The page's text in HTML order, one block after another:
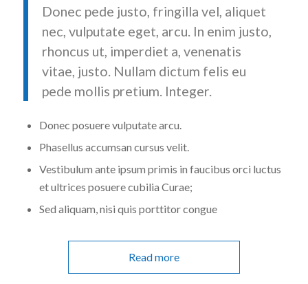
Donec pede justo, fringilla vel, aliquet
nec, vulputate eget, arcu. In enim justo,
rhoncus ut, imperdiet a, venenatis
vitae, justo. Nullam dictum felis eu
pede mollis pretium. Integer.
Donec posuere vulputate arcu.
Phasellus accumsan cursus velit.
Vestibulum ante ipsum primis in faucibus orci luctus
et ultrices posuere cubilia Curae;
Sed aliquam, nisi quis porttitor congue
Read more